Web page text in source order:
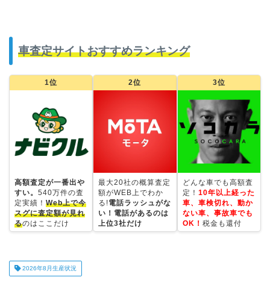
車査定サイトおすすめランキング
1位
高額査定が一番出や
すい。 540万件の査
定実績！ Web上で今
スグに査定額が見れ
るのはここだけ
2位
最大20社の概算査定
額がWEB上でわか
る!電話ラッシュがな
い！電話があるのは
上位3社だけ
3位
どんな車でも高額査
定！ 10年以上経った
車、車検切れ、動か
ない車、事故車でも
OK！ 税金も還付
2026年8月生産状況